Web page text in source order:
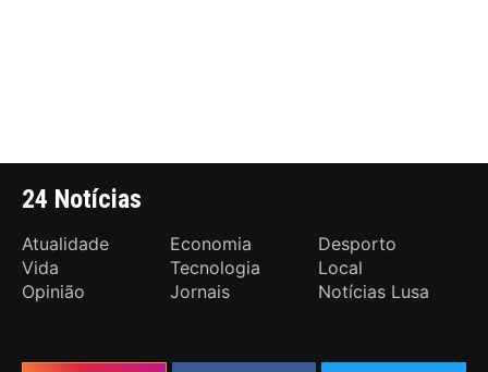
24 Notícias
Atualidade Economia
Desporto
Vida
Tecnologia
Local
Opinião
Jornais Notícias Lusa